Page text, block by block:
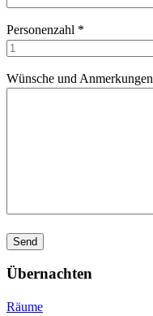
Personenzahl *
Wünsche und Anmerkungen
Übernachten
Räume